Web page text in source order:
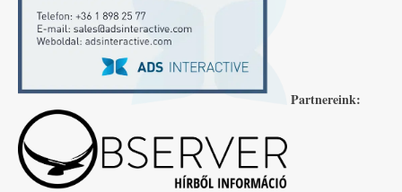
Partnereink: